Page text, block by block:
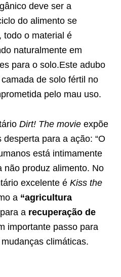
deve ser a
do alimento se
todo o material é
naturalmente em
para o solo.Este adubo
de solo fértil no
pelo mau uso.
Dirt! The movie expõe
para a ação: “O
está intimamente
não produz alimento. No
excelente é Kiss the
a “agricultura
a recuperação de
importante passo para
climáticas.